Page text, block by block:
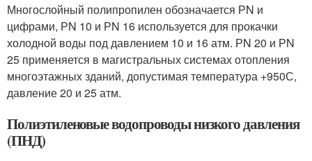
Многослойный полипропилен обозначается РN и
цифрами, РN 10 и РN 16 используется для прокачки
холодной воды под давлением 10 и 16 атм. РN 20 и РN
25 применяется в магистральных системах отопления
многоэтажных зданий, допустимая температура +950С,
давление 20 и 25 атм.
Полиэтиленовые водопроводы низкого давления
(ПНД)